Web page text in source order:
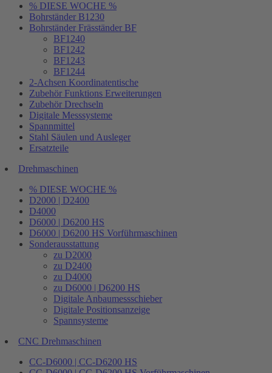
% DIESE WOCHE %
Bohrständer B1230
Bohrständer Fräsständer BF
BF1240
BF1242
BF1243
BF1244
2-Achsen Koordinatentische
Zubehör Funktions Erweiterungen
Zubehör Drechseln
Digitale Messsysteme
Spannmittel
Stahl Säulen und Ausleger
Ersatzteile
Drehmaschinen
% DIESE WOCHE %
D2000 | D2400
D4000
D6000 | D6200 HS
D6000 | D6200 HS Vorführmaschinen
Sonderausstattung
zu D2000
zu D2400
zu D4000
zu D6000 | D6200 HS
Digitale Anbaumessschieber
Digitale Positionsanzeige
Spannsysteme
CNC Drehmaschinen
CC-D6000 | CC-D6200 HS